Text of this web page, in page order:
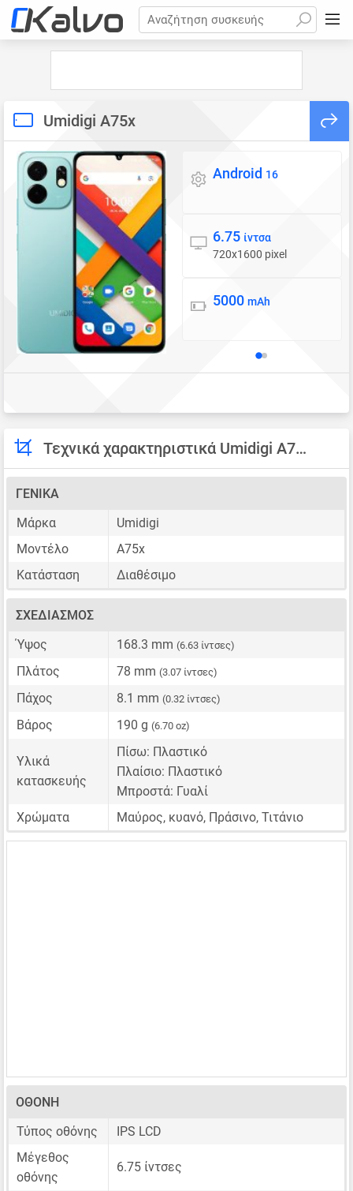
Αναζήτηση συσκευής
Umidigi A75x
Λειτουργικό σύστημα
Android 16
Οθόνη
6.75 ίντσα
720x1600 pixel
Μπαταρία
5000 mAh
Τεχνικά χαρακτηριστικά Umidigi A75x
ΓΕΝΙΚΆ
Μάρκα
Umidigi
Μοντέλο
A75x
Κατάσταση
Διαθέσιμο
ΣΧΕΔΙΑΣΜΌΣ
Ύψος
168.3 mm (6.63 ίντσες)
Πλάτος 78 mm (3.07 ίντσες)
Πάχος 8.1 mm (0.32 ίντσες)
Βάρος 190 g (6.70 oz)
Υλικά
κατασκευής
Πίσω: Πλαστικό
Πλαίσιο: Πλαστικό
Μπροστά: Γυαλί
Χρώματα
Μαύρος, κυανό, Πράσινο, Τιτάνιο
ΟΘΌΝΗ
Τύπος οθόνης
IPS LCD
Μέγεθος
οθόνης
6.75 ίντσες